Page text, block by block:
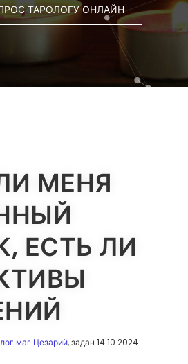
ТАРОЛОГУ ОНЛАЙН
МЕНЯ
ЕСТЬ ЛИ
маг Цезарий, задан 14.10.2024